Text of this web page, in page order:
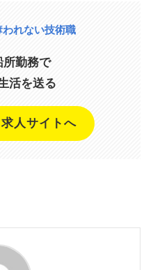
れない技術職
所勤務で
活を送る
人サイトへ